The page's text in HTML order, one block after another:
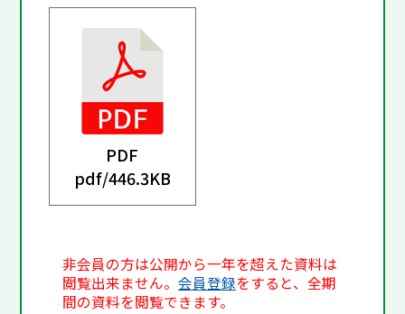
PDF
pdf/446.3KB
非会員の方は公開から一年を超えた資料は
閲覧出来ません。会員登録をすると、全期
間の資料を閲覧できます。